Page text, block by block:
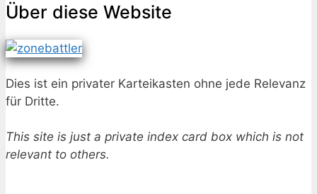
Über die­se Web­site
Dies ist ein privater Karteikasten ohne jede Relevanz
für Dritte.
This site is just a private index card box which is not
relevant to others.